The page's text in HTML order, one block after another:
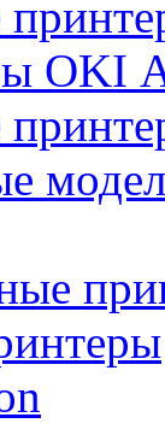
OKI